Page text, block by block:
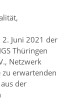
Juni 2021 der
Thüringen
Netzwerk
erwartenden
der